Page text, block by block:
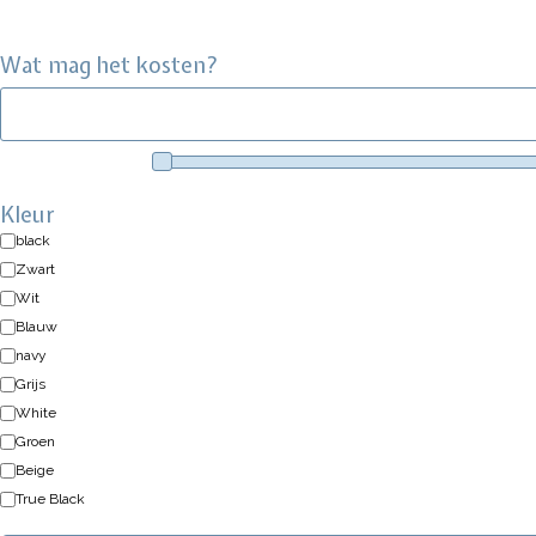
Wat mag het kosten?
Kleur
black
Zwart
Wit
Blauw
navy
Grijs
White
Groen
Beige
True Black